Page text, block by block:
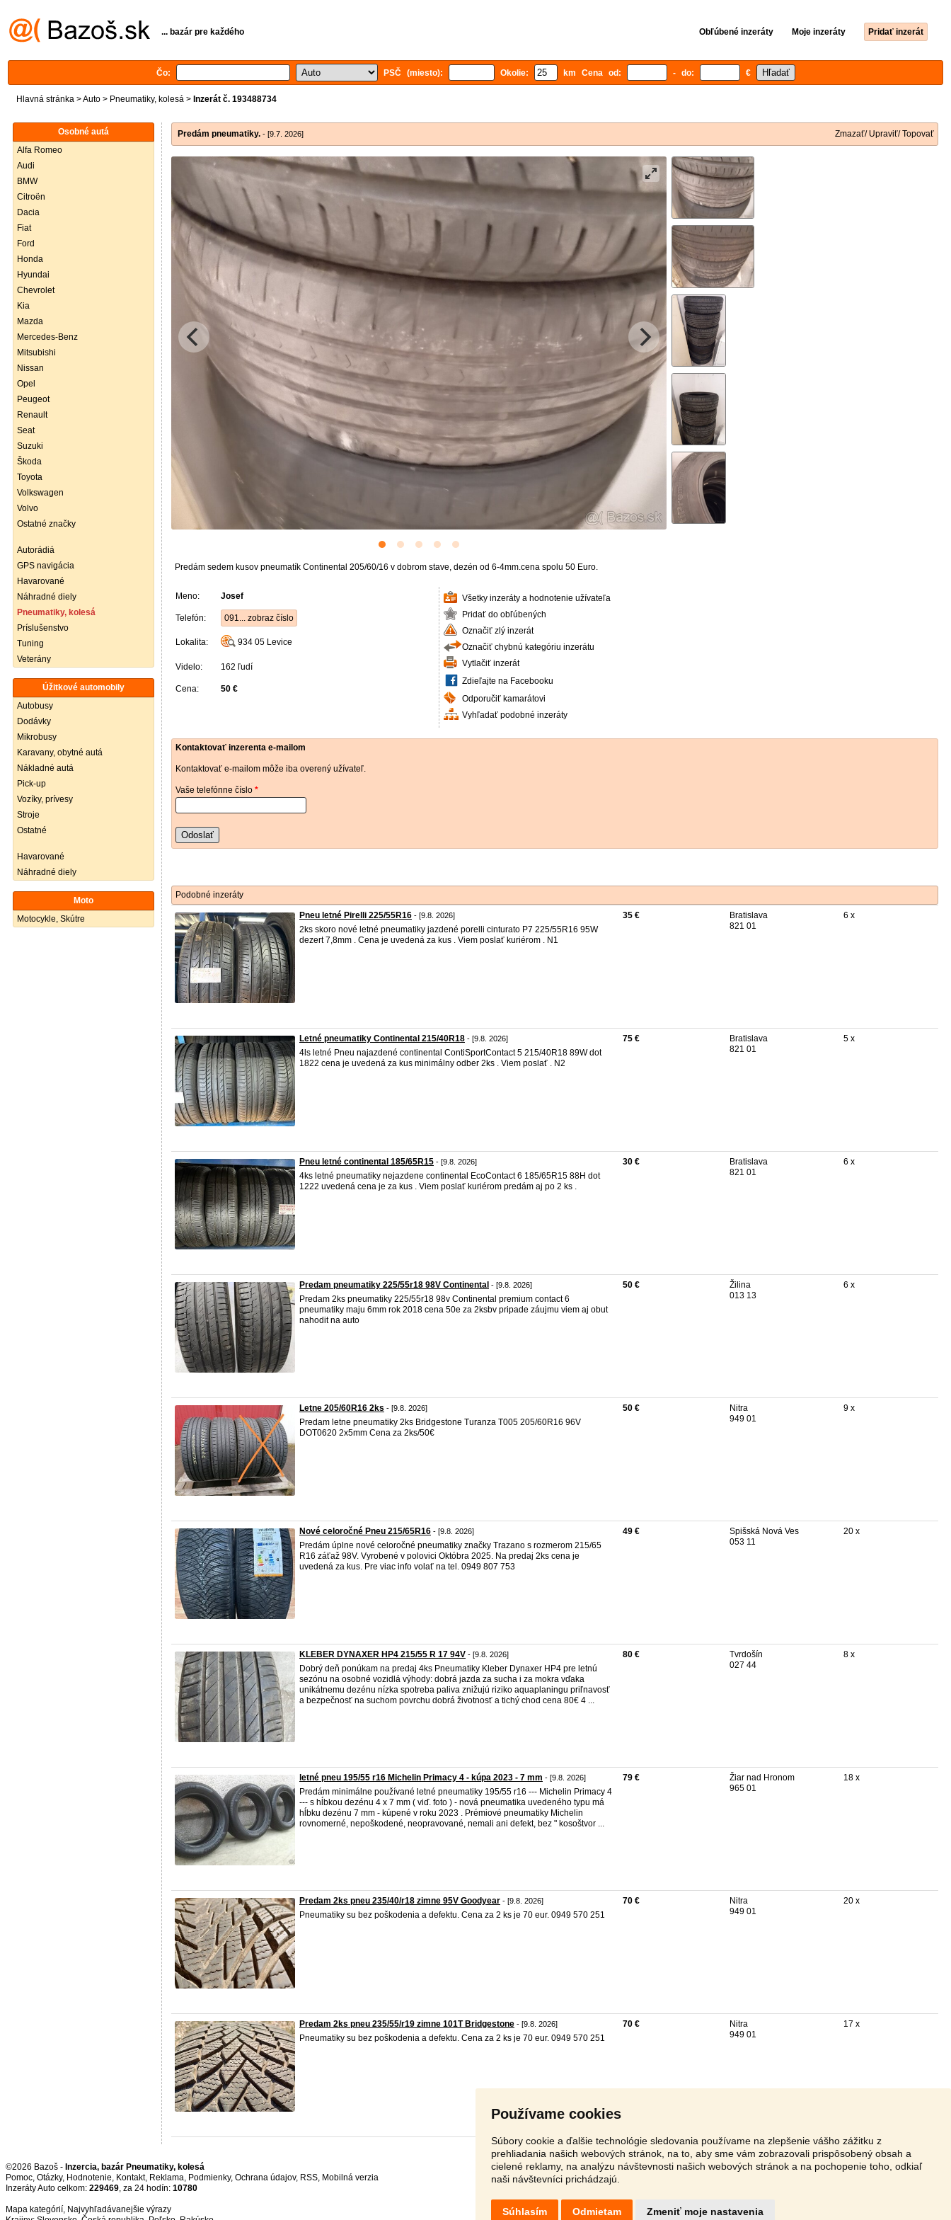
Používame cookies
Súbory cookie a ďalšie technológie sledovania používame na zlepšenie vášho zážitku z
prehliadania našich webových stránok, na to, aby sme vám zobrazovali prispôsobený obsah a
cielené reklamy, na analýzu návštevnosti našich webových stránok a na pochopenie toho, odkiaľ
naši návštevníci prichádzajú.
Súhlasím Odmietam Zmeniť moje nastavenia
... bazár pre každého Obľúbené inzeráty Moje inzeráty Pridať inzerát
Čo: PSČ (miesto): Okolie: km Cena od: - do: €
Hlavná stránka >Auto > Pneumatiky, kolesá > Inzerát č. 193488734
Osobné autá
Alfa Romeo
Audi
BMW
Citroën
Dacia
Fiat
Ford
Honda
Hyundai
Chevrolet
Kia
Mazda
Mercedes-Benz
Mitsubishi
Nissan
Opel
Peugeot
Renault
Seat
Suzuki
Škoda
Toyota
Volkswagen
Volvo
Ostatné značky
Autorádiá
GPS navigácia
Havarované
Náhradné diely
Pneumatiky, kolesá
Príslušenstvo
Tuning
Veterány
Úžitkové automobily
Autobusy
Dodávky
Mikrobusy
Karavany, obytné autá
Nákladné autá
Pick-up
Vozíky, prívesy
Stroje
Ostatné
Havarované
Náhradné diely
Moto
Motocykle, Skútre
Predám pneumatiky. - [9.7. 2026] Zmazať/ Upraviť/ Topovať
Predám sedem kusov pneumatík Continental 205/60/16 v dobrom stave, dezén od 6-4mm.cena spolu 50 Euro.
Meno: Josef
Telefón: 091... zobraz číslo
Lokalita: 934 05 Levice
Videlo: 162 ľudí
Cena: 50 €
Všetky inzeráty a hodnotenie užívateľa
Pridať do obľúbených
Označiť zlý inzerát
Označiť chybnú kategóriu inzerátu
Vytlačiť inzerát
Zdieľajte na Facebooku
Odporučiť kamarátovi
Vyhľadať podobné inzeráty
Kontaktovať inzerenta e-mailom
Kontaktovať e-mailom môže iba overený užívateľ.
Vaše telefónne číslo *
Odoslať
Podobné inzeráty
Pneu letné Pirelli 225/55R16 - [9.8. 2026]
2ks skoro nové letné pneumatiky jazdené porelli cinturato P7 225/55R16 95W
dezert 7,8mm . Cena je uvedená za kus . Viem poslať kuriérom . N1
35 €
Bratislava
821 01
6 x
Letné pneumatiky Continental 215/40R18 - [9.8. 2026]
4ls letné Pneu najazdené continental ContiSportContact 5 215/40R18 89W dot
1822 cena je uvedená za kus minimálny odber 2ks . Viem poslať . N2
75 €
Bratislava
821 01
5 x
Pneu letné continental 185/65R15 - [9.8. 2026]
4ks letné pneumatiky nejazdene continental EcoContact 6 185/65R15 88H dot
1222 uvedená cena je za kus . Viem poslať kuriérom predám aj po 2 ks .
30 €
Bratislava
821 01
6 x
Predam pneumatiky 225/55r18 98V Continental - [9.8. 2026]
Predam 2ks pneumatiky 225/55r18 98v Continental premium contact 6
pneumatiky maju 6mm rok 2018 cena 50e za 2ksbv pripade záujmu viem aj obut
nahodit na auto
50 €
Žilina
013 13
6 x
Letne 205/60R16 2ks - [9.8. 2026]
Predam letne pneumatiky 2ks Bridgestone Turanza T005 205/60R16 96V
DOT0620 2x5mm Cena za 2ks/50€
50 €
Nitra
949 01
9 x
Nové celoročné Pneu 215/65R16 - [9.8. 2026]
Predám úplne nové celoročné pneumatiky značky Trazano s rozmerom 215/65
R16 záťaž 98V. Vyrobené v polovici Októbra 2025. Na predaj 2ks cena je
uvedená za kus. Pre viac info volať na tel. 0949 807 753
49 €
Spišská Nová Ves
053 11
20 x
KLEBER DYNAXER HP4 215/55 R 17 94V - [9.8. 2026]
Dobrý deň ponúkam na predaj 4ks Pneumatiky Kleber Dynaxer HP4 pre letnú
sezónu na osobné vozidlá výhody: dobrá jazda za sucha i za mokra vďaka
unikátnemu dezénu nízka spotreba paliva znižujú riziko aquaplaningu priľnavosť
a bezpečnosť na suchom povrchu dobrá životnosť a tichý chod cena 80€ 4 ...
80 €
Tvrdošín
027 44
8 x
letné pneu 195/55 r16 Michelin Primacy 4 - kúpa 2023 - 7 mm - [9.8. 2026]
Predám minimálne používané letné pneumatiky 195/55 r16 --- Michelin Primacy 4
--- s hĺbkou dezénu 4 x 7 mm ( viď. foto ) - nová pneumatika uvedeného typu má
hĺbku dezénu 7 mm - kúpené v roku 2023 . Prémiové pneumatiky Michelin
rovnomerné, nepoškodené, neopravované, nemali ani defekt, bez " kosoštvor ...
79 €
Žiar nad Hronom
965 01
18 x
Predam 2ks pneu 235/40/r18 zimne 95V Goodyear - [9.8. 2026]
Pneumatiky su bez poškodenia a defektu. Cena za 2 ks je 70 eur. 0949 570 251
70 €
Nitra
949 01
20 x
Predam 2ks pneu 235/55/r19 zimne 101T Bridgestone - [9.8. 2026]
Pneumatiky su bez poškodenia a defektu. Cena za 2 ks je 70 eur. 0949 570 251
70 €
Nitra
949 01
17 x
©2026 Bazoš - Inzercia, bazár Pneumatiky, kolesá
Pomoc Otázky, Hodnotenie Kontakt, Reklama Podmienky, Ochrana údajov, RSS
Inzeráty Auto celkom: 229469 , za 24 hodín: 10780
Mapa kategórií Najvyhľadávanejšie výrazy